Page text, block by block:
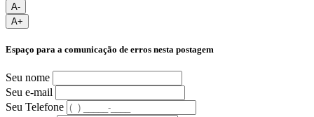
A-
A+
Espaço para a comunicação de erros nesta postagem
Seu nome
Seu e-mail
Seu Telefone